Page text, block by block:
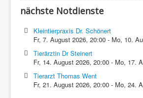
nächste Notdienste
Kleintierpraxis Dr. Schönert
Fr, 7. August 2026,20:00 - Mo, 10.
Tierärztin Dr Steinert
Fr, 14. August 2026,20:00 - Mo, 17.
Tierarzt Thomas Went
Fr, 21. August 2026,20:00 - Mo, 24.